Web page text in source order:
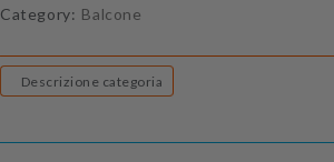
Category: Balcone
Descrizione categoria